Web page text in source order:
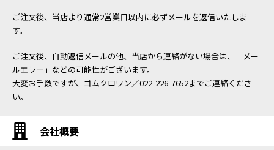
ご注文後、当店より通常2営業日以内に必ずメールを返信いたしま
す。
ご注文後、自動返信メールの他、当店から連絡がない場合は、「メー
ルエラー」などの可能性がございます。
大変お手数ですが、ゴムクロワン／022-226-7652までご連絡くださ
い。
会社概要